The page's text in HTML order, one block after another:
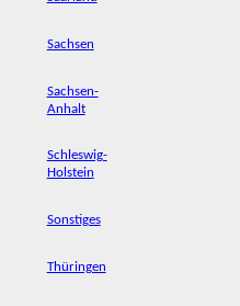
Sachsen
Sachsen-
Anhalt
Schleswig-
Holstein
Sonstiges
Thüringen